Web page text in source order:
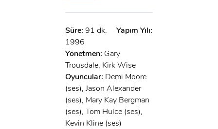
Süre: 91 dk.
Yapım Yılı:
1996
Yönetmen: Gary
Trousdale, Kirk Wise
Oyuncular: Demi Moore
(ses), Jason Alexander
(ses), Mary Kay Bergman
(ses), Tom Hulce (ses),
Kevin Kline (ses)